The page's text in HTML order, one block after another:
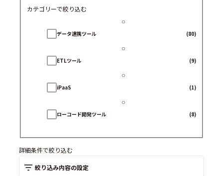
カテゴリーで絞り込む
データ連携ツール (80)
ETLツール (9)
iPaaS (1)
ローコード開発ツール (8)
詳細条件で絞り込む
絞り込み内容の設定